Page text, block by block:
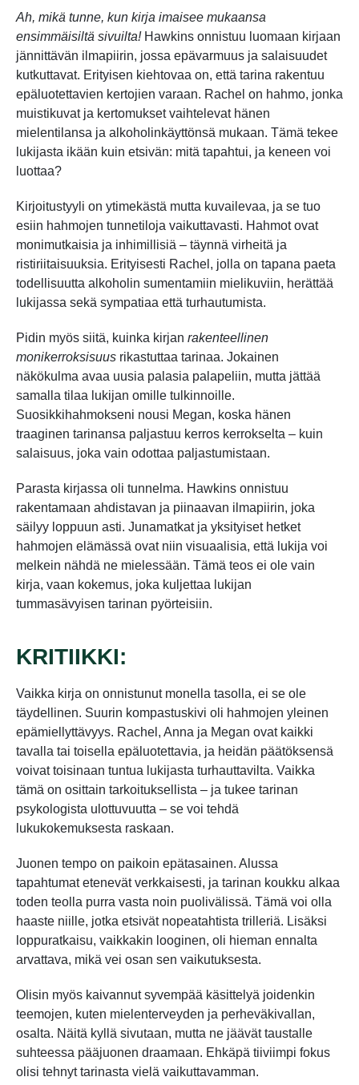
Ah, mikä tunne, kun kirja imaisee mukaansa
ensimmäisiltä sivuilta!Hawkins onnistuu luomaan kirjaan
jännittävän ilmapiirin, jossa epävarmuus ja salaisuudet
kutkuttavat. Erityisen kiehtovaa on, että tarina rakentuu
epäluotettavien kertojien varaan. Rachel on hahmo, jonka
muistikuvat ja kertomukset vaihtelevat hänen
mielentilansa ja alkoholinkäyttönsä mukaan. Tämä tekee
lukijasta ikään kuin etsivän: mitä tapahtui, ja keneen voi
luottaa?
Kirjoitustyyli on ytimekästä mutta kuvailevaa, ja se tuo
esiin hahmojen tunnetiloja vaikuttavasti. Hahmot ovat
monimutkaisia ja inhimillisiä – täynnä virheitä ja
ristiriitaisuuksia. Erityisesti Rachel, jolla on tapana paeta
todellisuutta alkoholin sumentamiin mielikuviin, herättää
lukijassa sekä sympatiaa että turhautumista.
Pidin myös siitä, kuinka kirjan rakenteellinen
monikerroksisuus rikastuttaa tarinaa. Jokainen
näkökulma avaa uusia palasia palapeliin, mutta jättää
samalla tilaa lukijan omille tulkinnoille.
Suosikkihahmokseni nousi Megan, koska hänen
traaginen tarinansa paljastuu kerros kerrokselta – kuin
salaisuus, joka vain odottaa paljastumistaan.
Parasta kirjassa oli tunnelma. Hawkins onnistuu
rakentamaan ahdistavan ja piinaavan ilmapiirin, joka
säilyy loppuun asti. Junamatkat ja yksityiset hetket
hahmojen elämässä ovat niin visuaalisia, että lukija voi
melkein nähdä ne mielessään. Tämä teos ei ole vain
kirja, vaan kokemus, joka kuljettaa lukijan
tummasävyisen tarinan pyörteisiin.
KRITIIKKI:
Vaikka kirja on onnistunut monella tasolla, ei se ole
täydellinen. Suurin kompastuskivi oli hahmojen yleinen
epämiellyttävyys. Rachel, Anna ja Megan ovat kaikki
tavalla tai toisella epäluotettavia, ja heidän päätöksensä
voivat toisinaan tuntua lukijasta turhauttavilta. Vaikka
tämä on osittain tarkoituksellista – ja tukee tarinan
psykologista ulottuvuutta – se voi tehdä
lukukokemuksesta raskaan.
Juonen tempo on paikoin epätasainen. Alussa
tapahtumat etenevät verkkaisesti, ja tarinan koukku alkaa
toden teolla purra vasta noin puolivälissä. Tämä voi olla
haaste niille, jotka etsivät nopeatahtista trilleriä. Lisäksi
loppuratkaisu, vaikkakin looginen, oli hieman ennalta
arvattava, mikä vei osan sen vaikutuksesta.
Olisin myös kaivannut syvempää käsittelyä joidenkin
teemojen, kuten mielenterveyden ja perheväkivallan,
osalta. Näitä kyllä sivutaan, mutta ne jäävät taustalle
suhteessa pääjuonen draamaan. Ehkäpä tiiviimpi fokus
olisi tehnyt tarinasta vielä vaikuttavamman.